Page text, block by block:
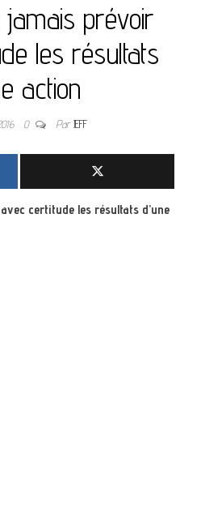
prévoir
les résultats
action
0 ParJEFF
certitude les résultats d’une